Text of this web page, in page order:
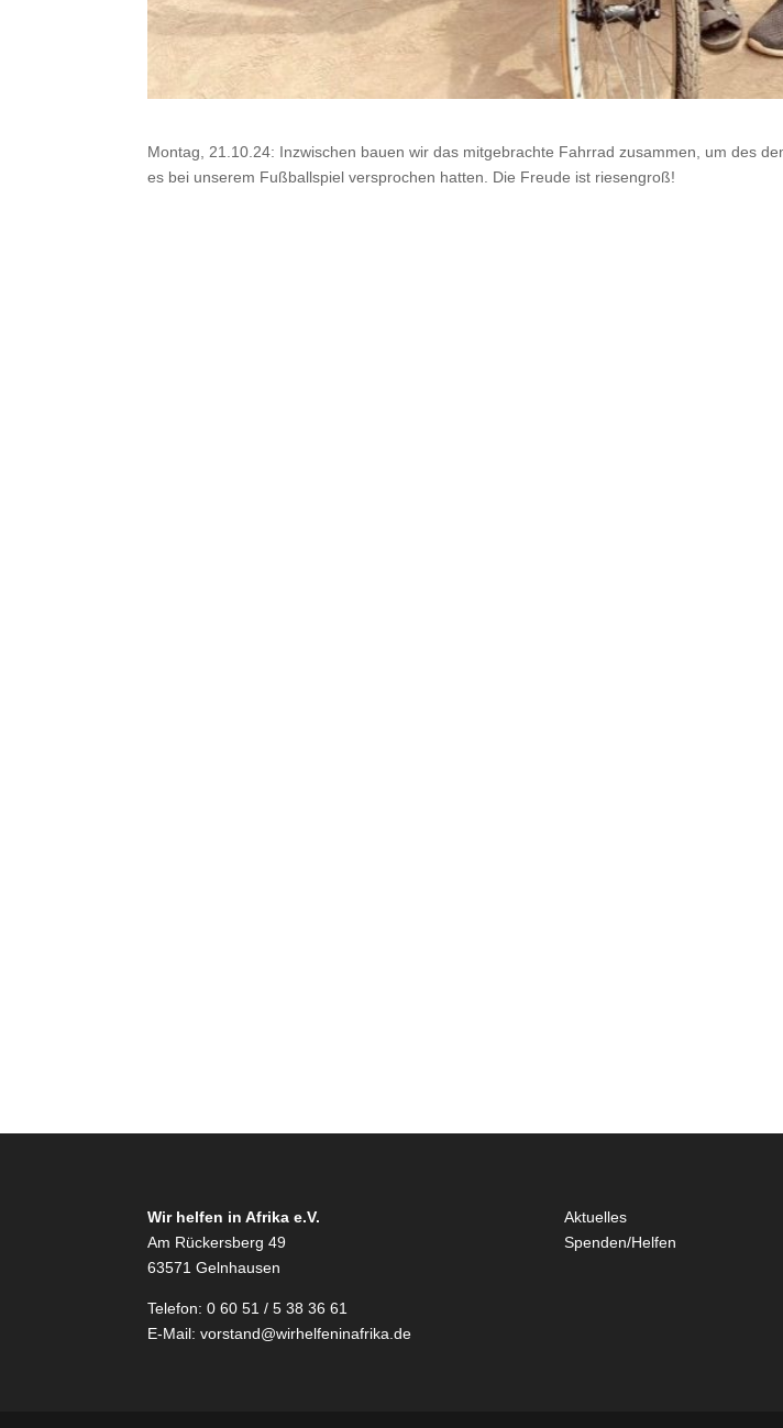
Montag, 21.10.24: Inzwischen bauen wir das mitgebrachte Fahrrad zusammen, um des
es bei unserem Fußballspiel versprochen hatten. Die Freude ist riesengroß!
Wir helfen in Afrika e.V.
Am Rückersberg 49
63571 Gelnhausen
Telefon: 0 60 51 / 5 38 36 61
E-Mail:vorstand@wirhelfeninafrika.de
Aktuelles
Spenden/Helfen